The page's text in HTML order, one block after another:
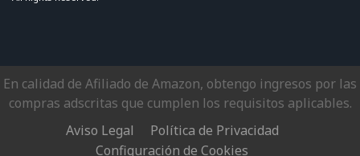
En calidad de Afiliado de Amazon, obtengo ingresos por las
compras adscritas que cumplen los requisitos aplicables.
Aviso Legal
Política de Privacidad
Configuración de Cookies